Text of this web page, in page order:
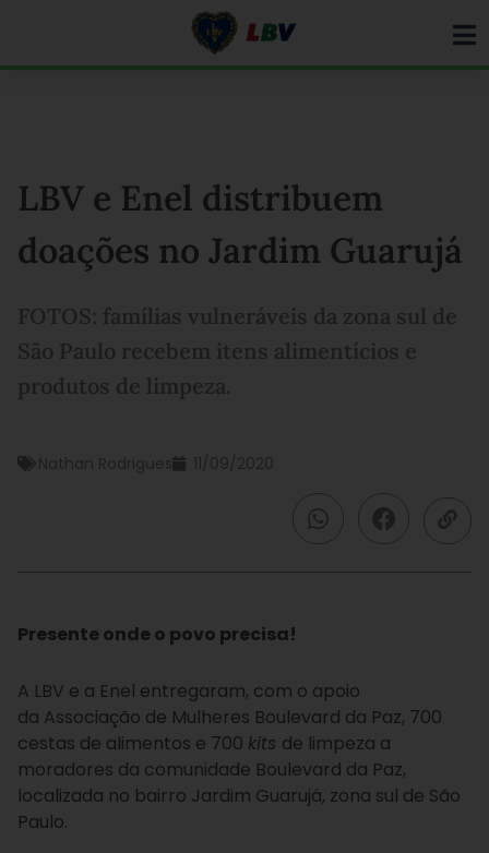
LBV e Enel distribuem
doações no Jardim Guarujá
FOTOS: famílias vulneráveis da zona sul de
São Paulo recebem itens alimentícios e
produtos de limpeza.
Nathan Rodrigues 11/09/2020
Presente onde o povo precisa!
A LBV e a Enel entregaram, com o apoio
da Associação de Mulheres Boulevard da Paz, 700
cestas de alimentos e 700 kits de limpeza a
moradores da comunidade Boulevard da Paz,
localizada no bairro Jardim Guarujá, zona sul de São
Paulo.